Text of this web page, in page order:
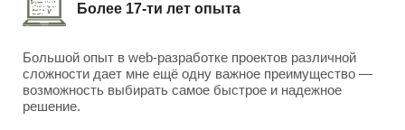
Более 17-ти лет опыта
Большой опыт в web-разработке проектов различной
сложности дает мне ещё одну важное преимущество —
возможность выбирать самое быстрое и надежное
решение.